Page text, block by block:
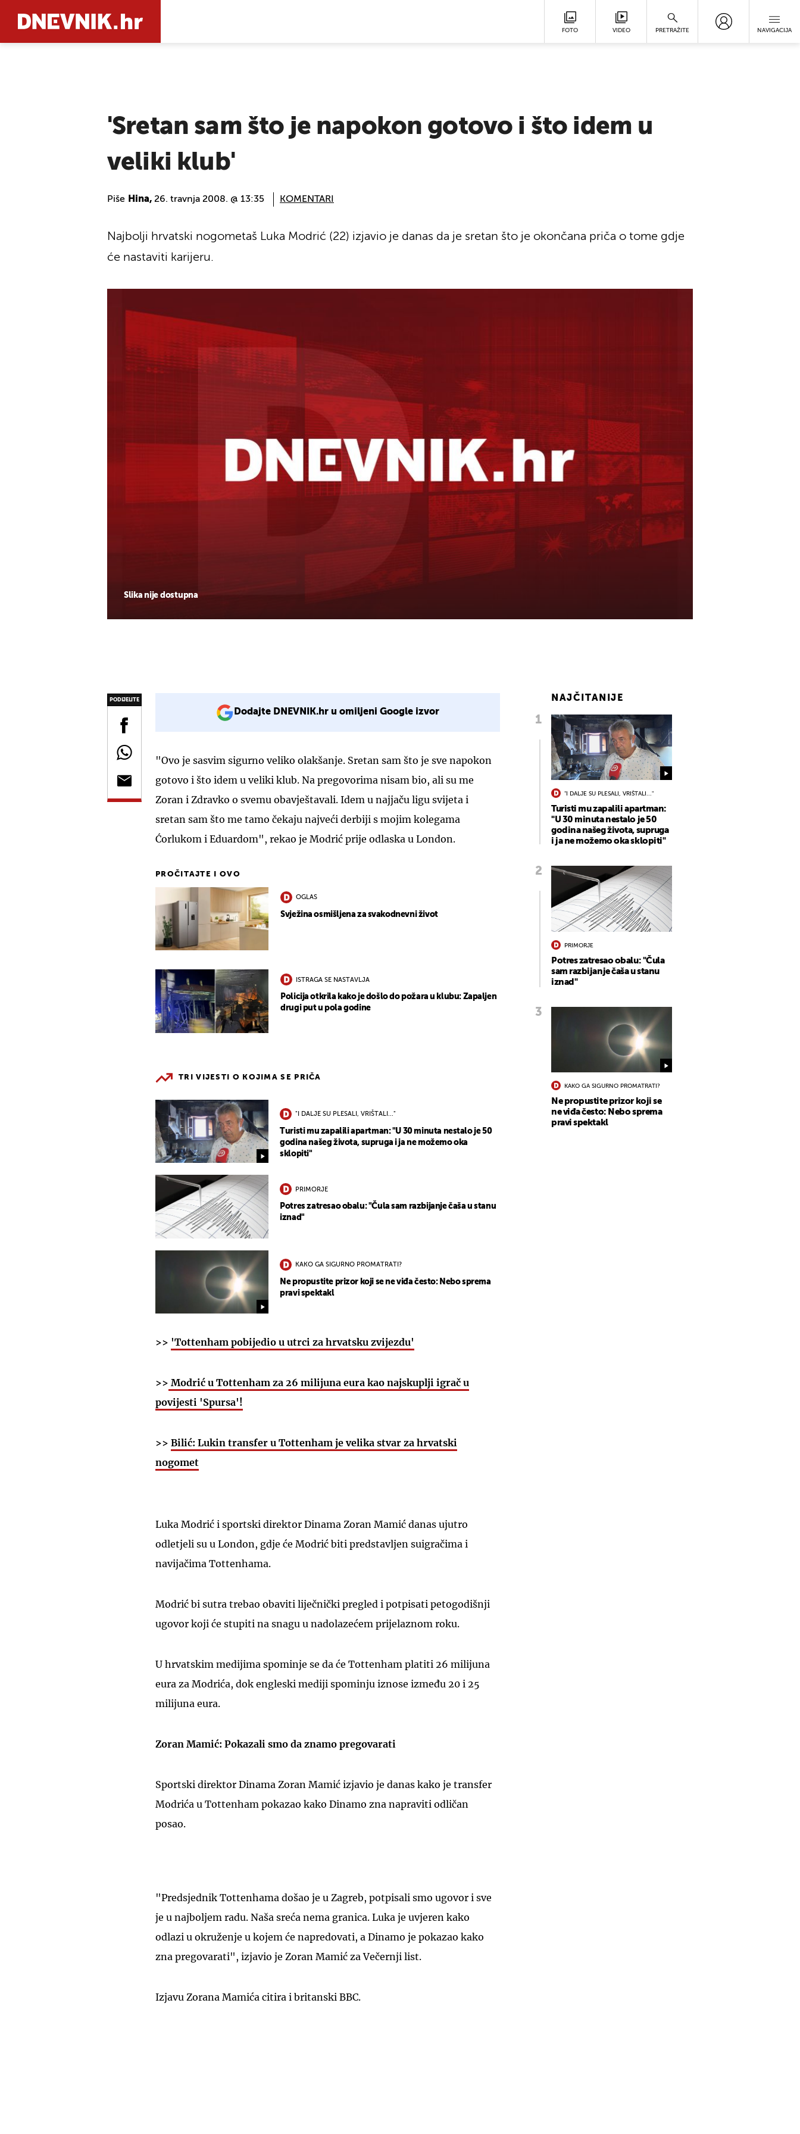
FOTO VIDEO PRETRAŽITE NAVIGACIJA
'Sretan sam što je napokon gotovo i što idem u
veliki klub'
Piše Hina, 26. travnja 2008. @ 13:35 KOMENTARI
Slika nije dostupna
Najbolji hrvatski nogometaš Luka Modrić (22) izjavio je danas da je sretan što je okončana priča o tome gdje
će nastaviti karijeru.
PODIJELITE
Dodajte DNEVNIK.hr u omiljeni Google izvor
"Ovo je sasvim sigurno veliko olakšanje. Sretan sam što je sve napokon
gotovo i što idem u veliki klub. Na pregovorima nisam bio, ali su me
Zoran i Zdravko o svemu obavještavali. Idem u najjaču ligu svijeta i
sretan sam što me tamo čekaju najveći derbiji s mojim kolegama
Ćorlukom i Eduardom", rekao je Modrić prije odlaska u London.
PROČITAJTE I OVO
OGLAS
Svježina osmišljena za svakodnevni život
ISTRAGA SE NASTAVLJA
Policija otkrila kako je došlo do požara u klubu: Zapaljen
drugi put u pola godine
TRI VIJESTI O KOJIMA SE PRIČA
"I DALJE SU PLESALI, VRIŠTALI..."
Turisti mu zapalili apartman: "U 30 minuta nestalo je 50
godina našeg života, supruga i ja ne možemo oka
sklopiti"
PRIMORJE
Potres zatresao obalu: "Čula sam razbijanje čaša u stanu
iznad"
KAKO GA SIGURNO PROMATRATI?
Ne propustite prizor koji se ne viđa često: Nebo sprema
pravi spektakl
>> 'Tottenham pobijedio u utrci za hrvatsku zvijezdu'
>> Modrić u Tottenham za 26 milijuna eura kao najskuplji igrač u
povijesti 'Spursa'!
>> Bilić: Lukin transfer u Tottenham je velika stvar za hrvatski
nogomet
Luka Modrić i sportski direktor Dinama Zoran Mamić danas ujutro
odletjeli su u London, gdje će Modrić biti predstavljen suigračima i
navijačima Tottenhama.
Modrić bi sutra trebao obaviti liječnički pregled i potpisati petogodišnji
ugovor koji će stupiti na snagu u nadolazećem prijelaznom roku.
U hrvatskim medijima spominje se da će Tottenham platiti 26 milijuna
eura za Modrića, dok engleski mediji spominju iznose između 20 i 25
milijuna eura.
Zoran Mamić: Pokazali smo da znamo pregovarati
Sportski direktor Dinama Zoran Mamić izjavio je danas kako je transfer
Modrića u Tottenham pokazao kako Dinamo zna napraviti odličan
posao.
"Predsjednik Tottenhama došao je u Zagreb, potpisali smo ugovor i sve
je u najboljem radu. Naša sreća nema granica. Luka je uvjeren kako
odlazi u okruženje u kojem će napredovati, a Dinamo je pokazao kako
zna pregovarati", izjavio je Zoran Mamić za Večernji list.
Izjavu Zorana Mamića citira i britanski BBC.
NAJČITANIJE
"I DALJE SU PLESALI, VRIŠTALI..."
Turisti mu zapalili apartman:
"U 30 minuta nestalo je 50
godina našeg života, supruga
i ja ne možemo oka sklopiti"
PRIMORJE
Potres zatresao obalu: "Čula
sam razbijanje čaša u stanu
iznad"
KAKO GA SIGURNO PROMATRATI?
Ne propustite prizor koji se
ne viđa često: Nebo sprema
pravi spektakl